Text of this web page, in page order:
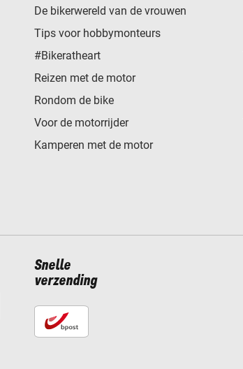
De bikerwereld van de vrouwen
Tips voor hobbymonteurs
#Bikeratheart
Reizen met de motor
Rondom de bike
Voor de motorrijder
Kamperen met de motor
Snelle
verzending